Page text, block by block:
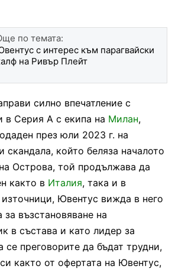
по темата:
с интерес към парагвайски
на Ривър Плейт
силно впечатление с
в Серия А с екипа на Милан,
през юли 2023 г. на
който беляза началото
Острова, той продължава да
както в Италия, така и в
Ювентус вижда в него
за възстановяване на
в състава и като лидер за
преговорите да бъдат трудни,
както от офертата на Ювентус,